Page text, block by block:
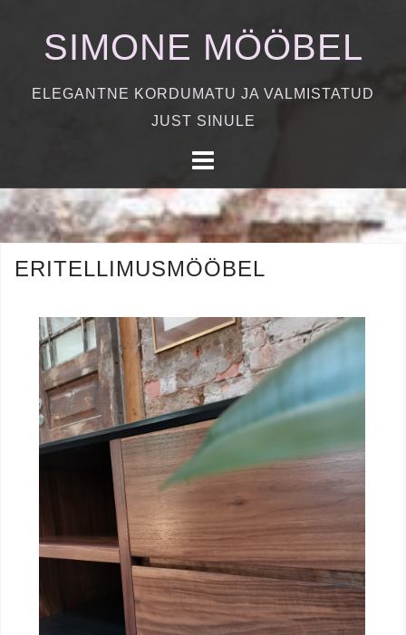
o
n
t
SIMONE MÖÖBEL
ELEGANTNE KORDUMATU JA VALMISTATUD
JUST SINULE
ERITELLIMUSMÖÖBEL